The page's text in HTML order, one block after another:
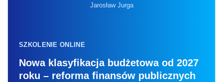
Jarosław Jurga
SZKOLENIE ONLINE
Nowa klasyfikacja budżetowa od 2027
roku – reforma finansów publicznych